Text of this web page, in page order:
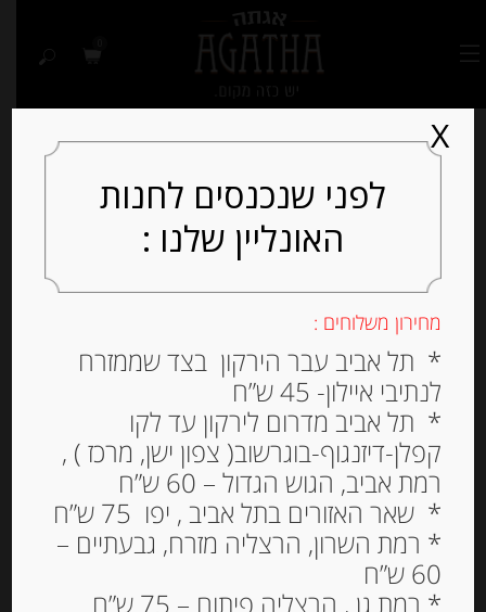
Out of
חומץ בסלמי די מודנה 6%
מיושן 15 שנים Giuseppe
לפני שנכנסים לחנות
האונליין שלנו :
מחירון משלוחים :
* תל אביב עבר הירקון בצד שממזרח
לנתיבי איילון- 45 ש”ח
* תל אביב מדרום לירקון עד לקו
קפלן-דיזנגוף-בוגרשוב( צפון ישן, מרכז ) ,
רמת אביב, הגוש הגדול – 60 ש”ח
* שאר האזורים בתל אביב , יפו 75 ש”ח
* רמת השרון, הרצליה מזרח, גבעתיים –
60 ש”ח
* רמת גן , הרצליה פיתוח – 75 ש”ח
X